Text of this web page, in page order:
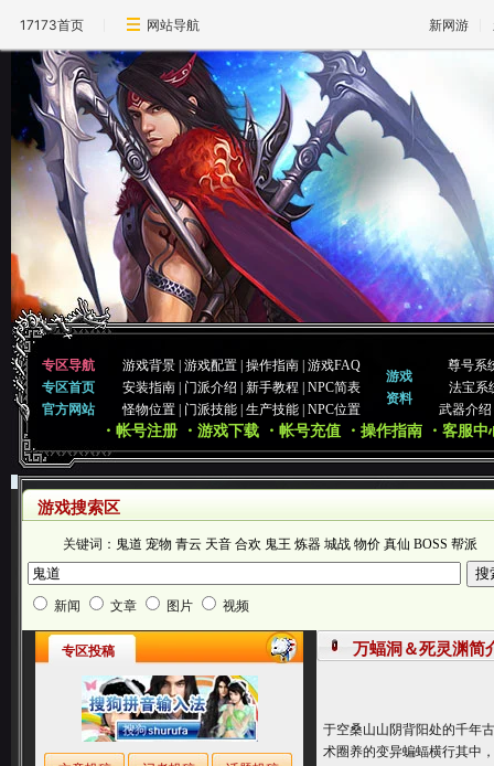
17173首页 网站导航 新网游
专区导航
专区首页
官方网站
游戏背景 |游戏配置 |操作指南 |游戏FAQ
安装指南
门派介绍 |新手教程 |NPC简表
怪物位置
门派技能 |生产技能 |NPC位置
游戏
资料
尊号系
法宝系
武器介绍
・帐号注册 ・游戏下载 ・帐号充值 ・操作指南 ・客服中
游戏搜索区
关键词： 鬼道 宠物 青云 天音 合欢 鬼王 炼器 城战 物价 真仙 BOSS 帮派
新闻 文章 图片 视频
专区投稿 万蝠洞＆死灵渊简
于空桑山山阴背阳处的千年
术圈养的变异蝙蝠横行其中